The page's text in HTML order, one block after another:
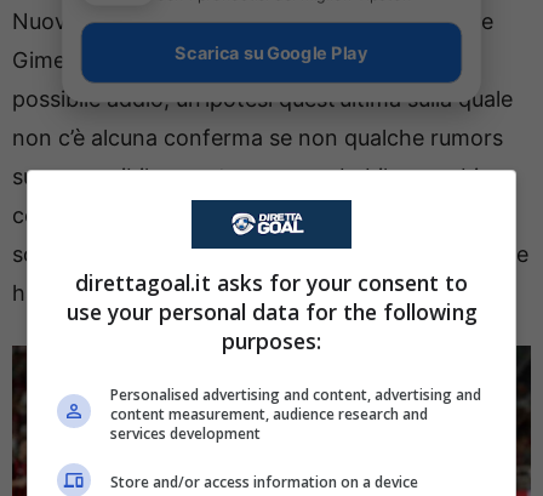
Nuovi arrivi in attacco che potrebbero relegare
Gimenez in panchina oppure favorire un suo
possibile addio, un’ipotesi quest’ultima sulla quale
non c’è alcuna conferma se non qualche rumors
su un possibile quanto poco probabile scambio
con Dovbyk della Roma. Oltre a Gimenez, l’altra
sonora bocciatura nel match contro la Cremonese
ha riguarda la prestazione diPervis Estupinian
Scarica su Google Play
direttagoal.it asks for your consent to
use your personal data for the following
purposes:
Personalised advertising and content, advertising and
content measurement, audience research and
services development
Store and/or access information on a device